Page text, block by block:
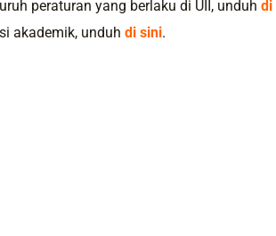
peraturan yang berlaku di UII, unduh di
akademik, unduh di sini.